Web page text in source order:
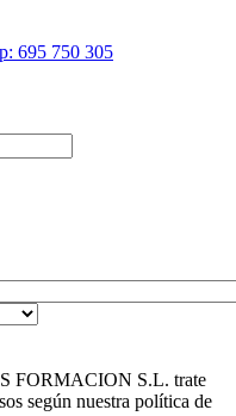
695 750 305
FORMACION S.L. trate
según nuestra política de